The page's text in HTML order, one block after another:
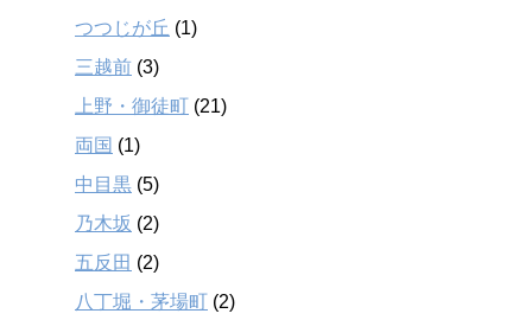
つつじが丘 (1)
三越前 (3)
上野・御徒町 (21)
両国 (1)
中目黒 (5)
乃木坂 (2)
五反田 (2)
八丁堀・茅場町 (2)